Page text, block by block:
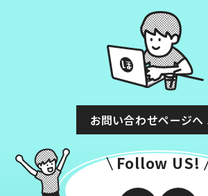
お問い合わせページへ
Follow US!